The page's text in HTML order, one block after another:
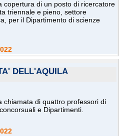
copertura di un posto di ricercatore
triennale e pieno, settore
per il Dipartimento di scienze
DELL'AQUILA
chiamata di quattro professori di
e Dipartimenti.